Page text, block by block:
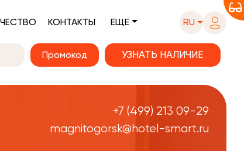
КОНТАКТЫ ЕЩЕ RU
Промокод
+7 (499) 213 09-29
magnitogorsk@hotel-smart.ru